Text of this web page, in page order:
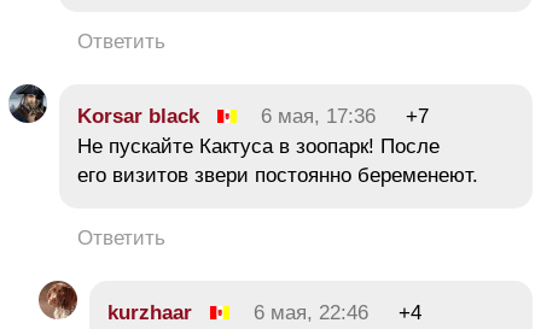
Ответить
Korsar black 6 мая, 17:36
+7
Не пускайте Кактуса в зоопарк! После
его визитов звери постоянно беременеют.
Ответить
kurzhaar 6 мая, 22:46
+4